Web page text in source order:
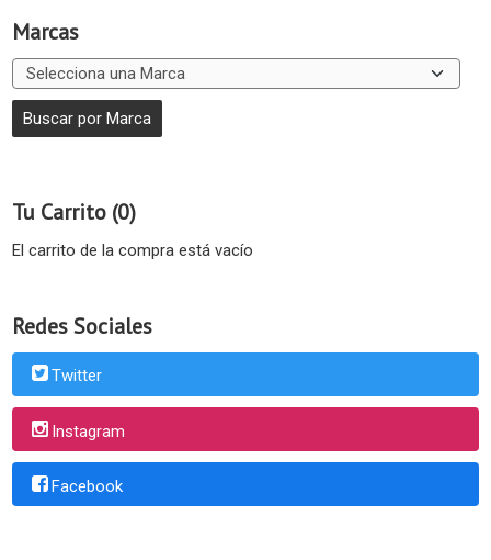
Marcas
Tu Carrito (0)
El carrito de la compra está vacío
Redes Sociales
Twitter
Instagram
Facebook